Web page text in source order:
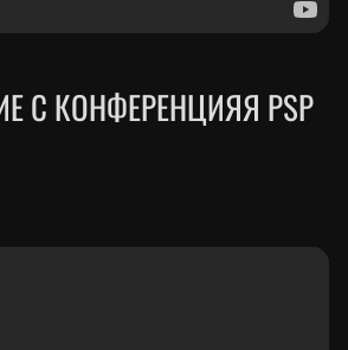
С КОНФЕРЕНЦИЯЯ PSP